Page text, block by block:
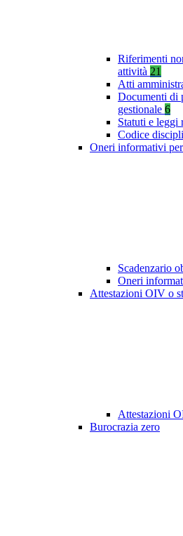
Riferimenti
attività 21
Atti
Documenti di
gestionale 6
Statuti e leggi
Codice
Oneri informativi
Scadenzario
Oneri
Attestazioni OIV o
Attestazioni
Burocrazia zero